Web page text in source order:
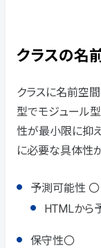
クラスの名
クラスに名前空
型でモジュール
性が最小限に抑
に必要な具体性
予測可能性 〇
HTMLから
保守性〇